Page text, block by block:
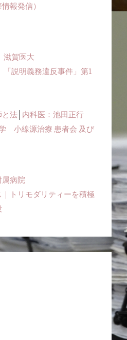
報発信）
滋賀医大
「説明義務違反事件」第1
と法 内科医：池田正行
小線源治療 患者会 及び
属病院
トリモダリティーを積極